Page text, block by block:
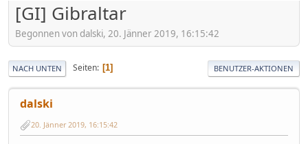
[GI] Gibraltar
Begonnen von dalski, 20. Jänner 2019, 16:15:42
NACH UNTEN Seiten 1 BENUTZER-AKTIONEN
dalski
20. Jänner 2019, 16:15:42